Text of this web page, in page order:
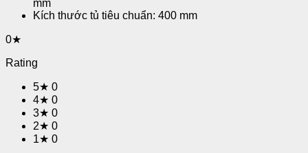
mm
Kích thước tủ tiêu chuẩn: 400 mm
0★
Rating
5★ 0
4★ 0
3★ 0
2★ 0
1★ 0